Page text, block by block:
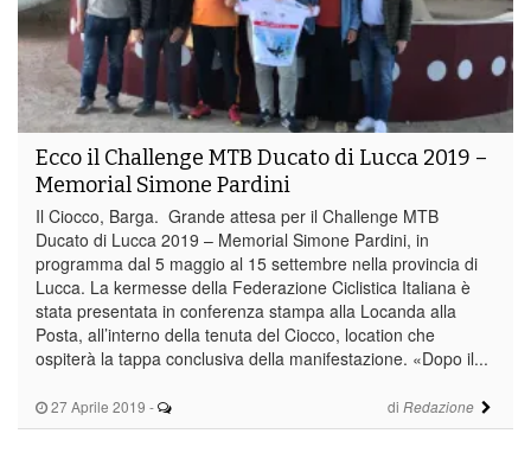
27 Aprile 2019 - di Redazione
Ecco il Challenge MTB Ducato di Lucca 2019 –
Memorial Simone Pardini
Il Ciocco, Barga. Grande attesa per il Challenge MTB
Ducato di Lucca 2019 – Memorial Simone Pardini, in
programma dal 5 maggio al 15 settembre nella provincia di
Lucca. La kermesse della Federazione Ciclistica Italiana è
stata presentata in conferenza stampa alla Locanda alla
Posta, all’interno della tenuta del Ciocco, location che
ospiterà la tappa conclusiva della manifestazione. «Dopo il...